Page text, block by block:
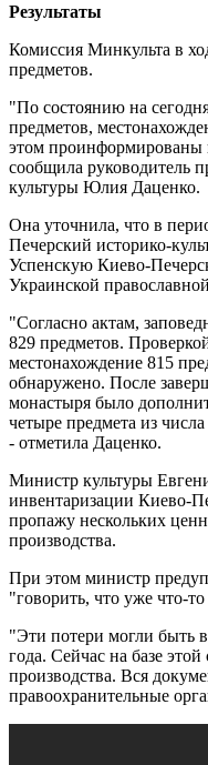
Результаты
Комиссия Минкульта в
предметов.
"По состоянию на
предметов,
этом проинформированы
сообщила руководитель
культуры Юлия Даценко.
Она уточнила, что в
Печерский историко-
Успенскую Киево-
Украинской
"Согласно актам,
829 предметов.
местонахождение 815
обнаружено. После
монастыря было
четыре предмета из
- отметила Даценко.
Министр культуры
инвентаризации Киево-
пропажу нескольких
производства.
При этом министр
"говорить, что уже что-
"Эти потери могли быть
года. Сейчас на базе
производства. Вся
правоохранительные